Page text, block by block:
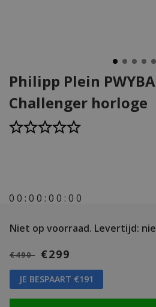
Philipp Plein
Challenger horloge
0 0 : 0 0 : 0 0 : 0 0
Niet op voorraad. Levertijd:
€490 €299
JE BESPAART €191